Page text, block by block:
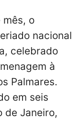
o
nacional
celebrado
à
Palmares.
em seis
de Janeiro,